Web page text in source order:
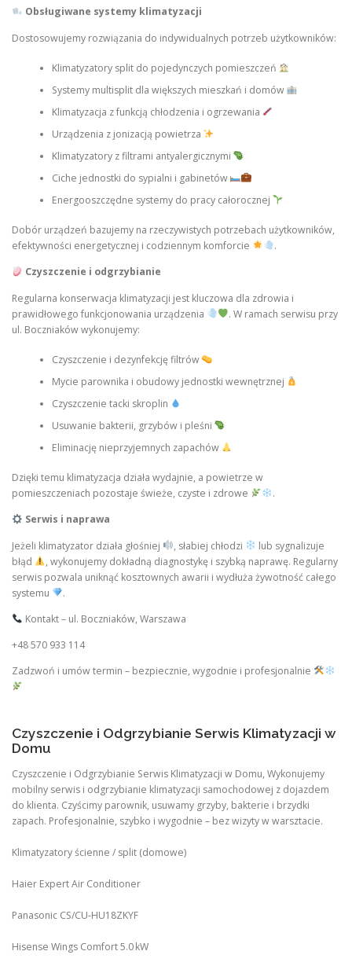
Obsługiwane systemy klimatyzacji
Dostosowujemy rozwiązania do indywidualnych potrzeb użytkowników:
Klimatyzatory split do pojedynczych pomieszczeń
Systemy multisplit dla większych mieszkań i domów
Klimatyzacja z funkcją chłodzenia i ogrzewania
Urządzenia z jonizacją powietrza
Klimatyzatory z filtrami antyalergicznymi
Ciche jednostki do sypialni i gabinetów
Energooszczędne systemy do pracy całorocznej
Dobór urządzeń bazujemy na rzeczywistych potrzebach użytkowników,
efektywności energetycznej i codziennym komforcie
.
Czyszczenie i odgrzybianie
Regularna konserwacja klimatyzacji jest kluczowa dla zdrowia i
prawidłowego funkcjonowania urządzenia
. W ramach serwisu przy
ul. Boczniaków wykonujemy:
Czyszczenie i dezynfekcję filtrów
Mycie parownika i obudowy jednostki wewnętrznej
Czyszczenie tacki skroplin
Usuwanie bakterii, grzybów i pleśni
Eliminację nieprzyjemnych zapachów
Dzięki temu klimatyzacja działa wydajnie, a powietrze w
pomieszczeniach pozostaje świeże, czyste i zdrowe
.
Serwis i naprawa
Jeżeli klimatyzator działa głośniej
, słabiej chłodzi
lub sygnalizuje
błąd
, wykonujemy dokładną diagnostykę i szybką naprawę. Regularny
serwis pozwala uniknąć kosztownych awarii i wydłuża żywotność całego
systemu
.
Kontakt – ul. Boczniaków, Warszawa
+48 570 933 114
Zadzwoń i umów termin – bezpiecznie, wygodnie i profesjonalnie
Czyszczenie i Odgrzybianie Serwis Klimatyzacji w
Domu
Czyszczenie i Odgrzybianie Serwis Klimatyzacji w Domu, Wykonujemy
mobilny serwis i odgrzybianie klimatyzacji samochodowej z dojazdem
do klienta. Czyścimy parownik, usuwamy grzyby, bakterie i brzydki
zapach. Profesjonalnie, szybko i wygodnie – bez wizyty w warsztacie.
Klimatyzatory ścienne / split (domowe)
Haier Expert Air Conditioner
Panasonic CS/CU‑HU18ZKYF
Hisense Wings Comfort 5.0 kW